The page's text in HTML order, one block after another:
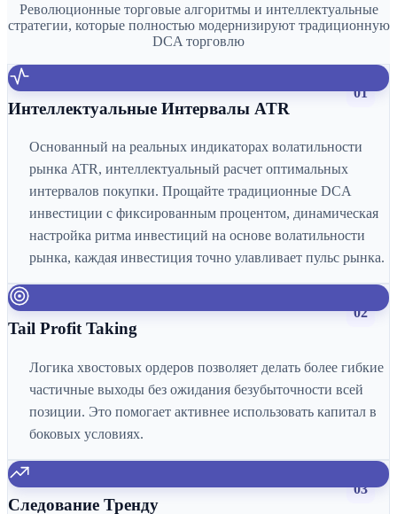
Революционные торговые алгоритмы и интеллектуальные
стратегии, которые полностью модернизируют традиционную
DCA торговлю
01
Интеллектуальные Интервалы ATR
Основанный на реальных индикаторах волатильности
рынка ATR, интеллектуальный расчет оптимальных
интервалов покупки. Прощайте традиционные DCA
инвестиции с фиксированным процентом, динамическая
настройка ритма инвестиций на основе волатильности
рынка, каждая инвестиция точно улавливает пульс рынка.
02
Tail Profit Taking
Логика хвостовых ордеров позволяет делать более гибкие
частичные выходы без ожидания безубыточности всей
позиции. Это помогает активнее использовать капитал в
боковых условиях.
03
Следование Тренду